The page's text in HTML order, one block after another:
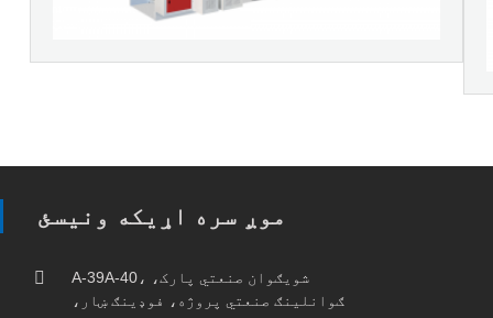
موږ سره اړیکه ونیسئ
A-39A-40، شویګوان صنعتي پارک،
ګوانلینګ صنعتي پروژه، فوډینګ ښار،